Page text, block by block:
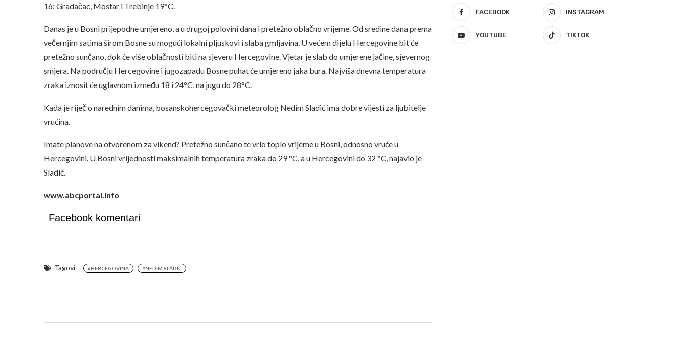
16; Gradačac, Mostar i Trebinje 19°C.
Danas je u Bosni prijepodne umjereno, a u drugoj polovini dana i pretežno oblačno vrijeme. Od sredine dana prema
večernjim satima širom Bosne su mogući lokalni pljuskovi i slaba gmljavina. U većem dijelu Hercegovine bit će
pretežno sunčano, dok će više oblačnosti biti na sjeveru Hercegovine. Vjetar je slab do umjerene jačine, sjevernog
smjera. Na području Hercegovine i jugozapadu Bosne puhat će umjereno jaka bura. Najviša dnevna temperatura
zraka iznosit će uglavnom između 18 i 24°C, na jugu do 28°C.
Kada je riječ o narednim danima, bosanskohercegovački meteorolog Nedim Sladić ima dobre vijesti za ljubitelje
vrućina.
Imate planove na otvorenom za vikend? Pretežno sunčano te vrlo toplo vrijeme u Bosni, odnosno vruće u
Hercegovini. U Bosni vrijednosti maksimalnih temperatura zraka do 29 °C, a u Hercegovini do 32 °C, najavio je
Sladić.
www.abcportal.info
Facebook komentari
Tagovi #HERCEGOVINA #NEDIM SLADIĆ
FACEBOOK INSTAGRAM
YOUTUBE TIKTOK